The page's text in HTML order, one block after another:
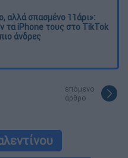
αλλά σπασμένο 11άρι»:
τα iPhone τους στο TikTok
άνδρες
επόμενο
άρθρο